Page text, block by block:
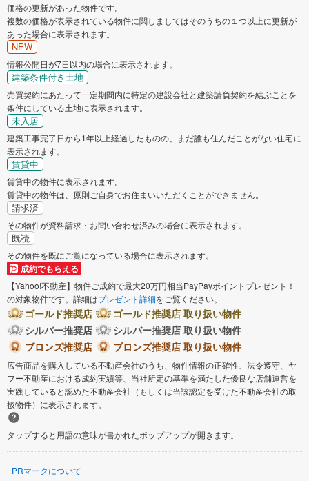
価格の更新があった物件です。
複数の価格が表示されている物件に関しましてはそのうちの１つ以上に更新が
あった場合に表示されます。
NEW
情報公開日が7日以内の場合に表示されます。
建築条件付き土地
売買契約にあたって一定期間内に特定の建設会社と建築請負契約を結ぶことを
条件にしている土地に表示されます。
未入居
建築工事完了日から1年以上経過したものの、まだ誰も住んだことがない住宅に
表示されます。
賃貸中
賃貸中の物件に表示されます。
賃貸中の物件は、原則ご自身でお住まいいただくことができません。
請求済
その物件が資料請求・お問い合わせ済みの場合に表示されます。
既読
その物件を既にご覧になっている場合に表示されます。
成約でもらえる
【Yahoo!不動産】物件ご成約で最大20万円相当PayPayポイントプレゼント！
の対象物件です。詳細はプレゼント詳細をご覧ください。
ゴールド推奨店
ゴールド推奨店 取り扱い物件
シルバー推奨店
シルバー推奨店 取り扱い物件
ブロンズ推奨店
ブロンズ推奨店 取り扱い物件
広告商品を購入している不動産会社のうち、物件情報の正確性、法令遵守、ヤ
フー不動産における成約実績等、当社所定の基準を満たした優良な店舗運営を
実践していると認めた不動産会社（もしくは当該認定を受けた不動産会社の取
扱物件）に表示されます。
タップすると用語の意味が書かれたポップアップが開きます。
PRマークについて